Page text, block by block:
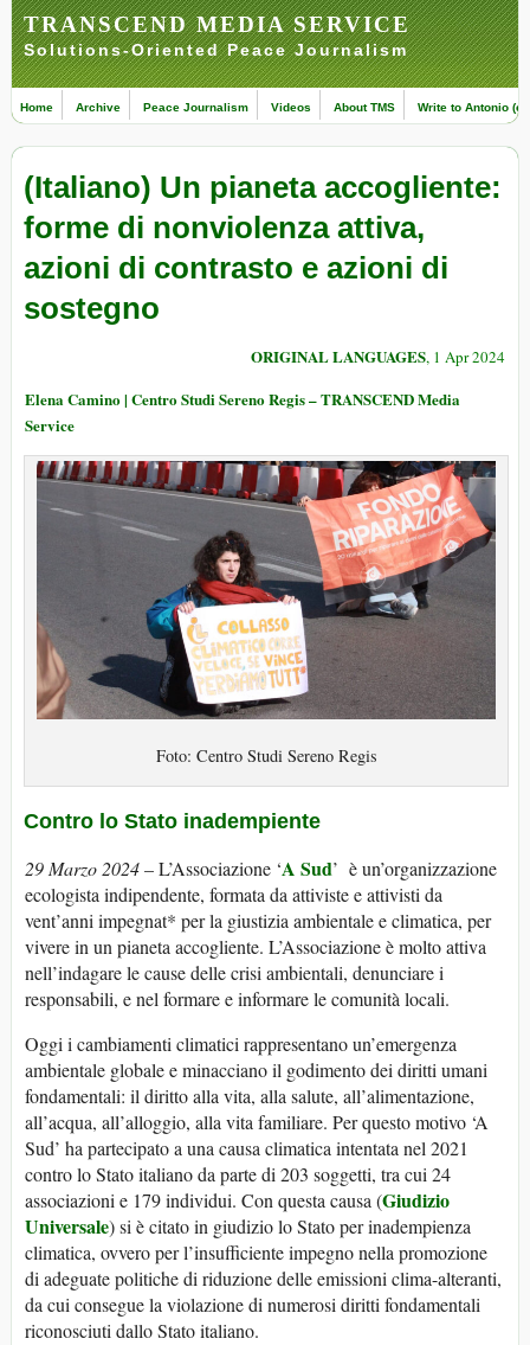
TRANSCEND MEDIA SERVICE
Solutions-Oriented Peace Journalism
Home Archive Peace Journalism Videos About TMS Write to Antonio
(Italiano) Un pianeta accogliente:
forme di nonviolenza attiva,
azioni di contrasto e azioni di
sostegno
ORIGINAL LANGUAGES, 1 Apr 2024
Elena Camino | Centro Studi Sereno Regis – TRANSCEND Media
Service
Foto: Centro Studi Sereno Regis
Contro lo Stato inadempiente
29 Marzo 2024– L’Associazione ‘A Sud’ è un’organizzazione
ecologista indipendente, formata da attiviste e attivisti da
vent’anni impegnat* per la giustizia ambientale e climatica, per
vivere in un pianeta accogliente. L’Associazione è molto attiva
nell’indagare le cause delle crisi ambientali, denunciare i
responsabili, e nel formare e informare le comunità locali.
Oggi i cambiamenti climatici rappresentano un’emergenza
ambientale globale e minacciano il godimento dei diritti umani
fondamentali: il diritto alla vita, alla salute, all’alimentazione,
all’acqua, all’alloggio, alla vita familiare. Per questo motivo ‘A
Sud’ ha partecipato a una causa climatica intentata nel 2021
contro lo Stato italiano da parte di 203 soggetti, tra cui 24
associazioni e 179 individui. Con questa causa (Giudizio
Universale) si è citato in giudizio lo Stato per inadempienza
climatica, ovvero per l’insufficiente impegno nella promozione
di adeguate politiche di riduzione delle emissioni clima-alteranti,
da cui consegue la violazione di numerosi diritti fondamentali
riconosciuti dallo Stato italiano.